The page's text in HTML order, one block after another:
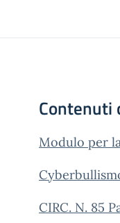
Contenuti
Modulo per
CIRC. N. 85